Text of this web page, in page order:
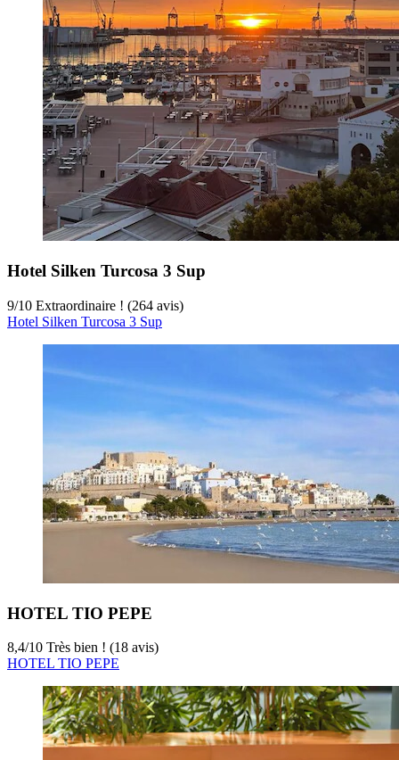
Hotel Silken Turcosa 3 Sup
9/10 Extraordinaire ! (264 avis)
Hotel Silken Turcosa 3 Sup
HOTEL TIO PEPE
8,4/10 Très bien ! (18 avis)
HOTEL TIO PEPE